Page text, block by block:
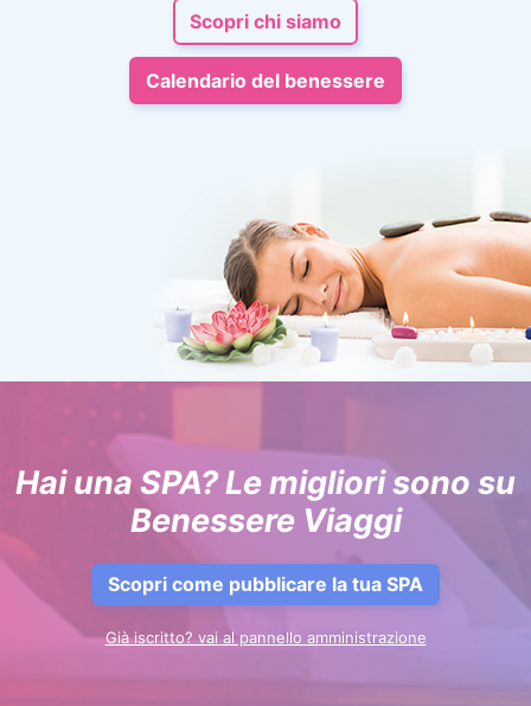
Scopri chi siamo
Calendario del benessere
Hai una SPA? Le migliori sono su
Benessere Viaggi
Scopri come pubblicare la tua SPA
Già iscritto? vai al pannello amministrazione